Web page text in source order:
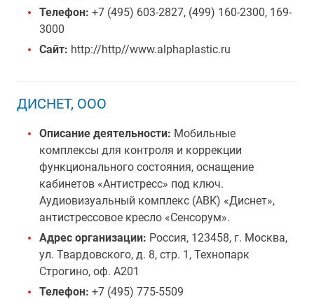
Телефон: +7 (495) 603-2827, (499) 160-2300, 169-
3000
Сайт: http://http//www.alphaplastic.ru
ДИСНЕТ, ООО
Описание деятельности: Мобильные
комплексы для контроля и коррекции
функционального состояния, оснащение
кабинетов «Антистресс» под ключ.
Аудиовизуальный комплекс (АВК) «Диснет»,
антистрессовое кресло «Сенсорум».
Адрес организации: Россия, 123458, г. Москва,
ул. Твардовского, д. 8, стр. 1, Технопарк
Строгино, оф. А201
Телефон: +7 (495) 775-5509